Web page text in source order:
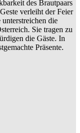
des Brautpaars
verleiht der Feier
die
Sie tragen zu
die Gäste. In
Präsente.